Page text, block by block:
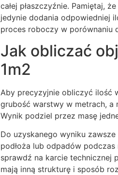
całej płaszczyźnie. Pamiętaj, że
jedynie dodania odpowiedniej
proces roboczy w porównaniu
Jak obliczać
1m2
Aby precyzyjnie obliczyć ilość
grubość warstwy w metrach, a
Wynik podziel przez masę
Do uzyskanego wyniku
podłoża lub odpadów
sprawdź na karcie technicznej
mają inną strukturę i sposób